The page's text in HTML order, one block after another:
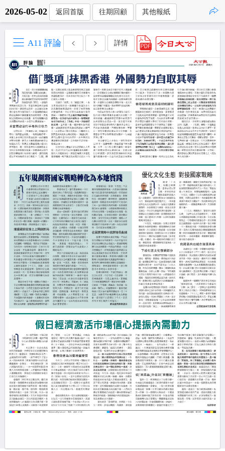
2026-05-02 返回首版 往期回顧 其他報紙
A11 評論 詳情